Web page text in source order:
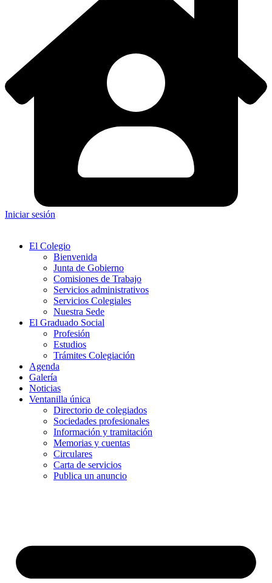
Iniciar sesión
El Colegio
Bienvenida
Junta de Gobierno
Comisiones de Trabajo
Servicios administrativos
Servicios Colegiales
Nuestra Sede
El Graduado Social
Profesión
Estudios
Trámites Colegiación
Agenda
Galería
Noticias
Ventanilla única
Directorio de colegiados
Sociedades profesionales
Información y tramitación
Memorias y cuentas
Circulares
Carta de servicios
Publica un anuncio